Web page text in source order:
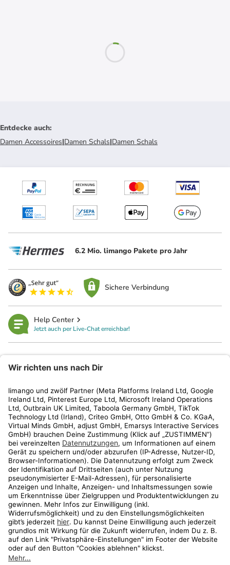
Entdecke auch:
Damen Accessoires|Damen Schals|Damen Schals
6.2 Mio. limango Pakete pro Jahr
Sichere Verbindung
Help Center
Jetzt auch per Live-Chat erreichbar!
Kundenservice
Shop
Aktionen
Travel